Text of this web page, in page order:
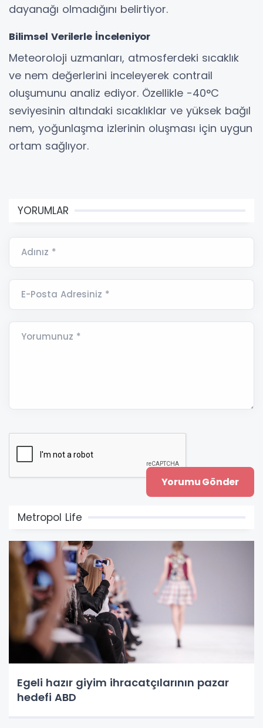
dayanağı olmadığını belirtiyor.
Bilimsel Verilerle İnceleniyor
Meteoroloji uzmanları, atmosferdeki sıcaklık
ve nem değerlerini inceleyerek contrail
oluşumunu analiz ediyor. Özellikle -40°C
seviyesinin altındaki sıcaklıklar ve yüksek bağıl
nem, yoğunlaşma izlerinin oluşması için uygun
ortam sağlıyor.
YORUMLAR
Adınız *
E-Posta Adresiniz *
Yorumunuz *
Metropol Life
Egeli hazır giyim ihracatçılarının pazar
hedefi ABD